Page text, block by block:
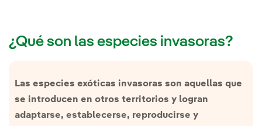
¿Qué son las especies invasoras?
Las especies exóticas invasoras son aquellas que
se introducen en otros territorios y logran
adaptarse, establecerse, reproducirse y